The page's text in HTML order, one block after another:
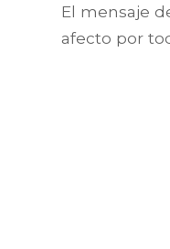
El mensaje
afecto por